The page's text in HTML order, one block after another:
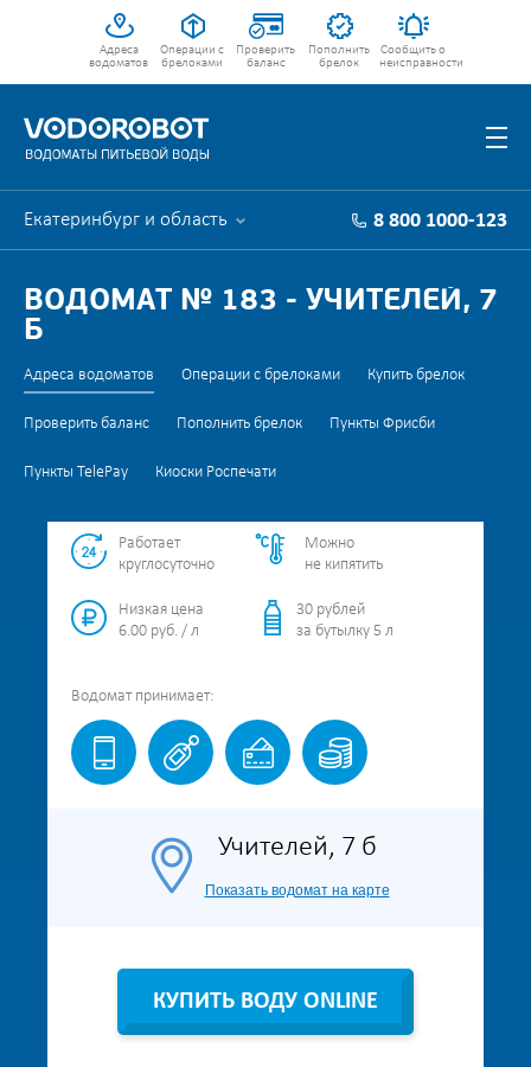
Адреса
водоматов
Операции с
брелоками
Проверить
баланс
Пополнить
брелок
Сообщить о
неисправности
Екатеринбург и область 8 800 1000-123
ВОДОМАТ № 183 - УЧИТЕЛЕЙ, 7
Б
Адреса водоматов Операции с брелоками Купить брелок
Проверить баланс Пополнить брелок Пункты Фрисби
Пункты TelePay Киоски Роспечати
Работает
круглосуточно
Можно
не кипятить
Низкая цена
6.00 руб. / л
30 рублей
за бутылку 5 л
Водомат принимает:
Учителей, 7 б
Показать водомат на карте
КУПИТЬ ВОДУ ONLINE